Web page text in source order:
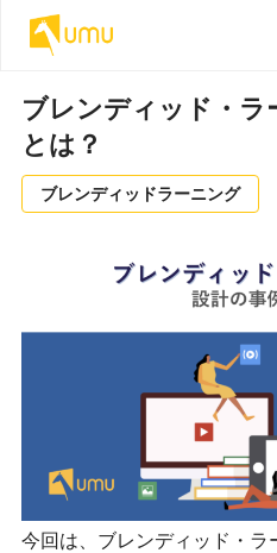
ブレンディッド・ラ
とは？
ブレンディッドラーニング
今回は、ブレンディッド・